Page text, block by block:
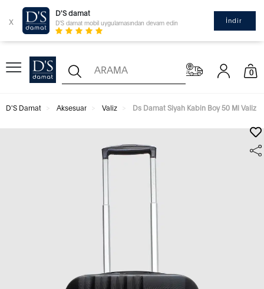
x
D'S damat
D'S damat mobil uygulamasından devam edin İndir
0
D'S Damat Aksesuar Valiz Ds Damat Siyah Kabin Boy 50 Ml Valiz